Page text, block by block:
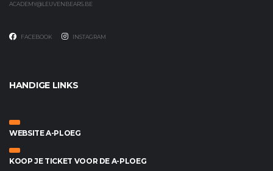
ACADEMY@LEUVENBEARS.BE
FACEBOOK INSTAGRAM
HANDIGE LINKS
WEBSITE A-PLOEG
KOOP JE TICKET VOOR DE A-PLOEG